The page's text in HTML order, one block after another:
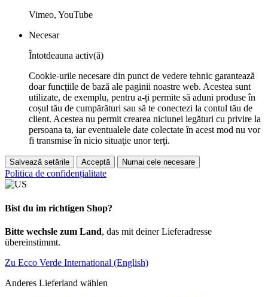
Vimeo, YouTube
Necesar
Întotdeauna activ(ă)
Cookie-urile necesare din punct de vedere tehnic garantează
doar funcțiile de bază ale paginii noastre web. Acestea sunt
utilizate, de exemplu, pentru a-ți permite să aduni produse în
coșul tău de cumpărături sau să te conectezi la contul tău de
client. Acestea nu permit crearea niciunei legături cu privire la
persoana ta, iar eventualele date colectate în acest mod nu vor
fi transmise în nicio situaţie unor terţi.
Salvează setările Acceptă Numai cele necesare
Politica de confidențialitate
Bist du im richtigen Shop?
Bitte wechsle zum Land, das mit deiner Lieferadresse
übereinstimmt.
Zu Ecco Verde International (English)
Anderes Lieferland wählen